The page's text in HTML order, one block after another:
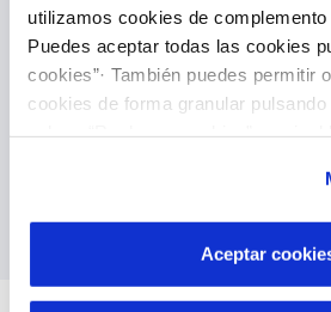
utilizamos cookies de
Puedes aceptar todas las cookies
cookies”· También puedes permitir
cookies de forma granular pulsando
son indispensables para que el
por tanto no se pueden desactivar.
más información en nuestra
Aceptar
Domiciliate your
You can also direct debit your
easiest way to forget about
do it directly through our